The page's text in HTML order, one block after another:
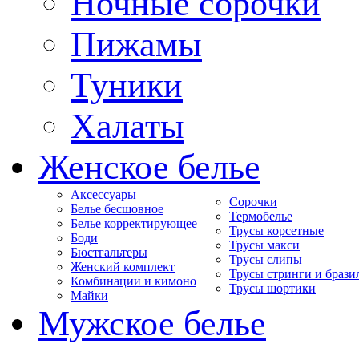
Пижамы
Туники
Халаты
Женское белье
Аксессуары
Белье бесшовное
Белье корректирующее
Боди
Бюстгальтеры
Женский комплект
Комбинации и кимоно
Майки
Сорочки
Термобелье
Трусы корсетные
Трусы макси
Трусы слипы
Трусы стринги и
Трусы шортики
Мужское белье